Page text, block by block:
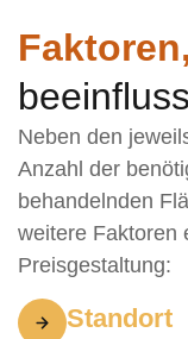
Faktoren,
Neben den
Anzahl der
behandelnden
weitere Faktoren
Preisgestaltung:
Standort